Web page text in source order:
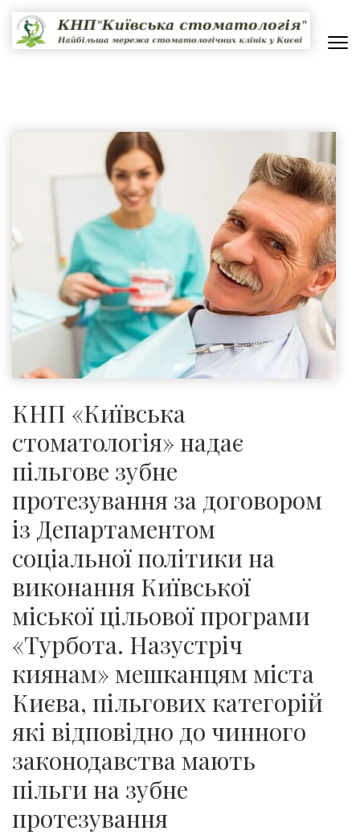
Перейти
вмісту
КНП «Київська
стоматологія» надає
пільгове зубне
протезування за договором
із Департаментом
соціальної політики на
виконання Київської
міської цільової програми
«Турбота. Назустріч
киянам» мешканцям міста
Києва, пільгових категорій
які відповідно до чинного
законодавства мають
пільги на зубне
протезування